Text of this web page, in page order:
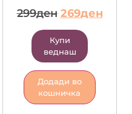
299ден 269ден
Купи
веднаш
Додади во
кошничка